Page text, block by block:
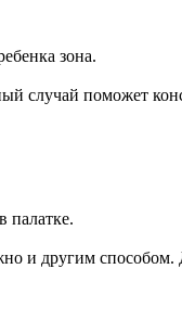
зона.
случай поможет
палатке.
и другим